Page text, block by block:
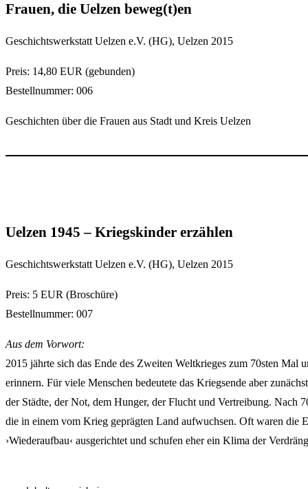
Frauen, die Uelzen beweg(t)en
Geschichtswerkstatt Uelzen e.V. (HG), Uelzen 2015
Preis: 14,80 EUR (gebunden)
Bestellnummer: 006
Geschichten über die Frauen aus Stadt und Kreis Uelzen
Uelzen 1945 – Kriegskinder erzählen
Geschichtswerkstatt Uelzen e.V. (HG), Uelzen 2015
Preis: 5 EUR (Broschüre)
Bestellnummer: 007
Aus dem Vorwort:
2015 jährte sich das Ende des Zweiten Weltkrieges zum 70sten Mal
erinnern. Für viele Menschen bedeutete das Kriegsende aber
der Städte, der Not, dem Hunger, der Flucht und Vertreibung. Nach
die in einem vom Krieg geprägten Land aufwuchsen. Oft waren die
›Wiederaufbau‹ ausgerichtet und schufen eher ein Klima der